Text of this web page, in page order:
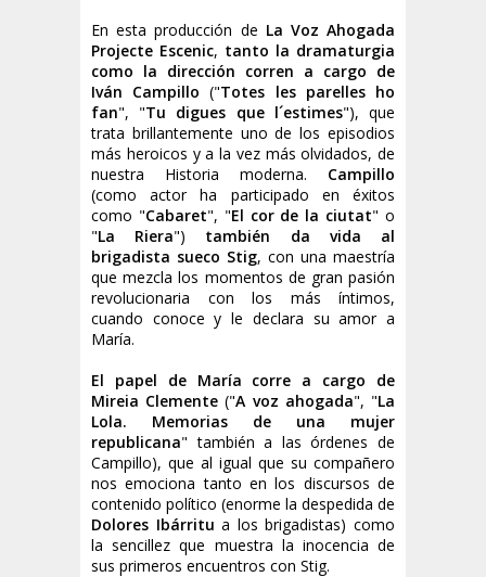
En esta producción de La Voz Ahogada
Projecte Escenic, tanto la dramaturgia
como la dirección corren a cargo de
Iván Campillo("Totes les parelles ho
fan", "Tu digues que l´estimes"), que
trata brillantemente uno de los episodios
más heroicos y a la vez más olvidados, de
nuestra Historia moderna. Campillo
(como actor ha participado en éxitos
como "Cabaret", "El cor de la ciutat" o
"La Riera") también da vida al
brigadista sueco Stig, con una maestría
que mezcla los momentos de gran pasión
revolucionaria con los más íntimos,
cuando conoce y le declara su amor a
María.
El papel de María corre a cargo de
Mireia Clemente ("A voz ahogada", "La
Lola. Memorias de una mujer
republicana" también a las órdenes de
Campillo), que al igual que su compañero
nos emociona tanto en los discursos de
contenido político (enorme la despedida de
Dolores Ibárritu a los brigadistas) como
la sencillez que muestra la inocencia de
sus primeros encuentros con Stig.